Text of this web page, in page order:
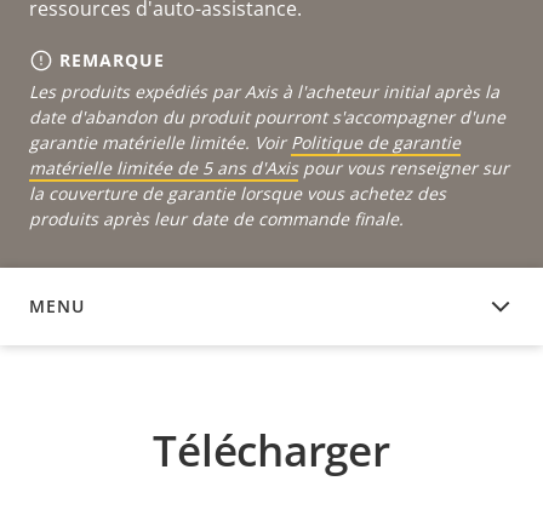
ressources d'auto-assistance.
REMARQUE
Les produits expédiés par Axis à l'acheteur initial après la
date d'abandon du produit pourront s'accompagner d'une
garantie matérielle limitée. Voir Politique de garantie
matérielle limitée de 5 ans d'Axispour vous renseigner sur
la couverture de garantie lorsque vous achetez des
produits après leur date de commande finale.
MENU
TÉLÉCHARGER
Télécharger